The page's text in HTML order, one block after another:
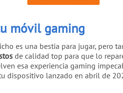
móvil gaming
es una bestia para jugar, pero
de calidad top para que lo
esa experiencia gaming
dispositivo lanzado en abril de